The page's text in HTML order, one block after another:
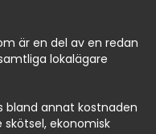
är en del av en redan
lokalägare
annat kostnaden
ekonomisk